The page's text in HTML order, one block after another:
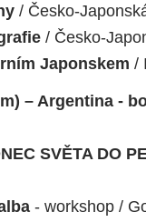
/ Česko-
/ Česko-
Japonskem /
– Argentina -
SVĚTA DO
- workshop /